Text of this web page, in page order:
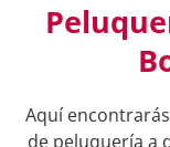
Aquí
de peluquería a